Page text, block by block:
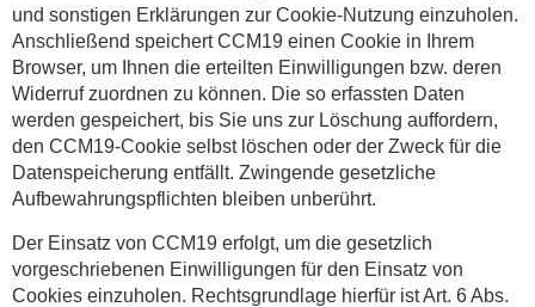
und sonstigen Erklärungen zur Cookie-Nutzung einzuholen.
Anschließend speichert CCM19 einen Cookie in Ihrem
Browser, um Ihnen die erteilten Einwilligungen bzw. deren
Widerruf zuordnen zu können. Die so erfassten Daten
werden gespeichert, bis Sie uns zur Löschung auffordern,
den CCM19-Cookie selbst löschen oder der Zweck für die
Datenspeicherung entfällt. Zwingende gesetzliche
Aufbewahrungspflichten bleiben unberührt.
Der Einsatz von CCM19 erfolgt, um die gesetzlich
vorgeschriebenen Einwilligungen für den Einsatz von
Cookies einzuholen. Rechtsgrundlage hierfür ist Art. 6 Abs.